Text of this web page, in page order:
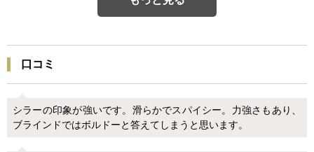
口コミ
シラーの印象が強いです。滑らかでスパイシー。力強さもあり、
ブラインドではボルドーと答えてしまうと思います。